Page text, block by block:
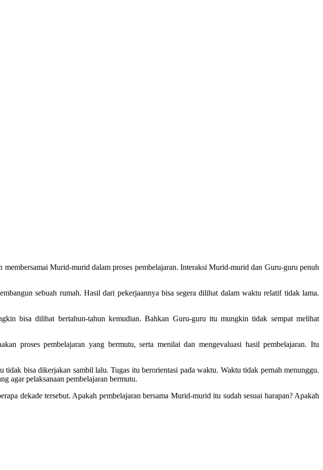
Murid-murid dalam proses pembelajaran. Interaksi Murid-murid dan Guru-guru penuh
sebuah rumah. Hasil dari pekerjaannya bisa segera dilihat dalam waktu relatif tidak lama.
bisa dilihat bertahun-tahun kemudian. Bahkan Guru-guru itu mungkin tidak sempat melihat
proses pembelajaran yang bermutu, serta menilai dan mengevaluasi hasil pembelajaran. Itu
bisa dikerjakan sambil lalu. Tugas itu berorientasi pada waktu. Waktu tidak pernah menunggu.
agar pelaksanaan pembelajaran bermutu.
dekade tersebut. Apakah pembelajaran bersama Murid-murid itu sudah sesuai harapan? Apakah